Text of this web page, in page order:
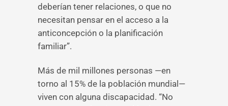
deberían tener relaciones, o que no
necesitan pensar en el acceso a la
anticoncepción o la planificación
familiar”.
Más de mil millones personas —en
torno al 15% de la población mundial—
viven con alguna discapacidad. “No